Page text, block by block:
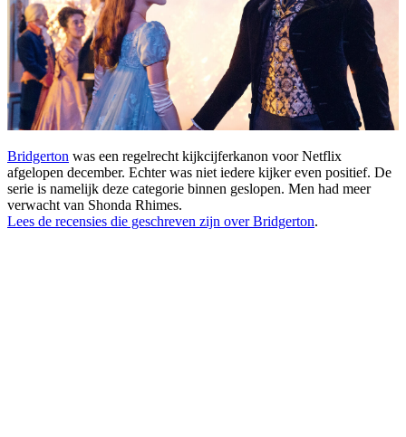
Bridgerton was een regelrecht kijkcijferkanon voor Netflix
afgelopen december. Echter was niet iedere kijker even positief. De
serie is namelijk deze categorie binnen geslopen. Men had meer
verwacht van Shonda Rhimes.
Lees de recensies die geschreven zijn over Bridgerton.